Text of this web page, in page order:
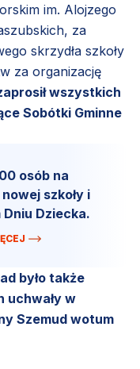
im. Alojzego
za
skrzydła szkoły
za organizację
wszystkich
Sobótki Gminne
osób na
szkoły i
Dniu Dziecka.
było także
uchwały w
Szemud wotum